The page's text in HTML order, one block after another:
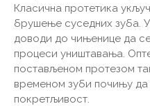
Класична протетика
брушење суседних зуба.
доводи до чињенице да
процеси уништавања.
постављеном протезом
временом зуби почињу да
покретљивост.